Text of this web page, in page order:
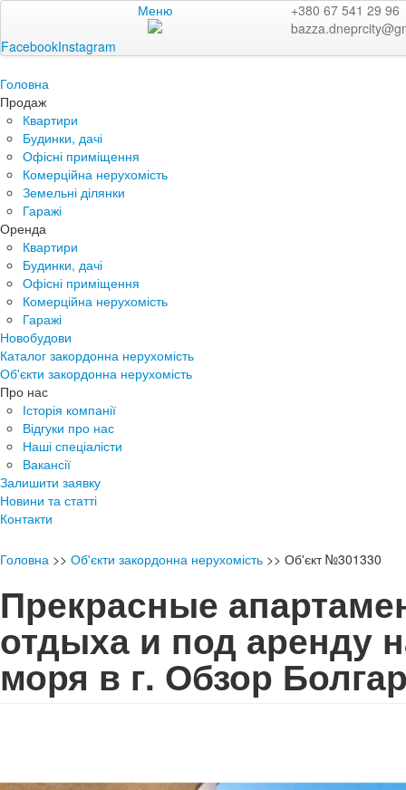
Меню
+380 67 541 29 96
FacebookInstagram
Головна
Продаж
Квартири
Будинки, дачі
Офісні приміщення
Комерційна нерухомість
Земельні ділянки
Гаражі
Оренда
Квартири
Будинки, дачі
Офісні приміщення
Комерційна нерухомість
Гаражі
Новобудови
Каталог закордонна нерухомість
Об'єкти закордонна нерухомість
Про нас
Історія компанії
Відгуки про нас
Наші спеціалісти
Вакансії
Залишити заявку
Новини та статті
Контакти
Головна >> Об'єкти закордонна нерухомість >> Об'єкт №301330
Прекрасные
отдыха и под аренду
моря в г. Обзор